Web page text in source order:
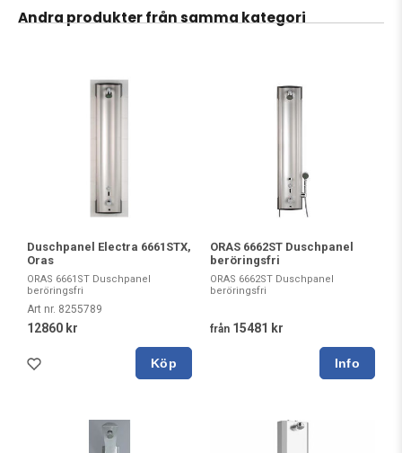
Andra produkter från samma kategori
Duschpanel Electra 6661STX,
Oras
ORAS 6661ST Duschpanel
beröringsfri
Art nr. 8255789
12860 kr
Köp
ORAS 6662ST Duschpanel
beröringsfri
ORAS 6662ST Duschpanel
beröringsfri
från 15481 kr